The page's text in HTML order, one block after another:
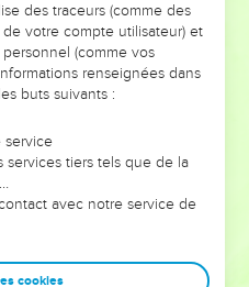
!
VOUS ÉVITER LES
?
moins les doutes, les erreurs
traversés, alors même que ce
ont façonnés.
et responsables
sagesse afin que leurs erreurs
des traceurs (comme des
votre compte utilisateur) et
(comme vos
renseignées dans
buts suivants :
service
services tiers tels que de la
avec notre service de
cookies